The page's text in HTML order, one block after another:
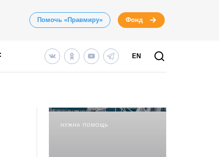
Помочь «Правмиру» Фонд
EN
НУЖНА ПОМОЩЬ